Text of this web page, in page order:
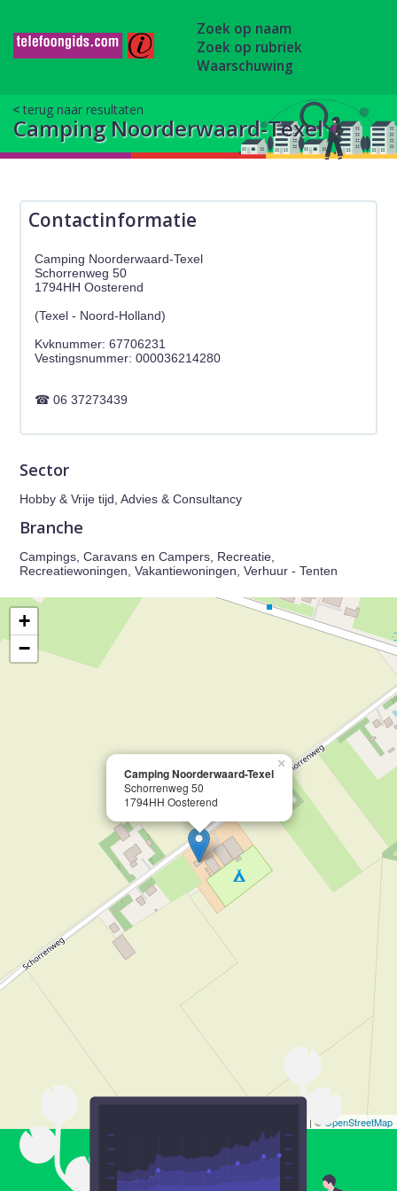
Zoek op naam
Zoek op rubriek
Waarschuwing
terug naar resultaten
Camping Noorderwaard-Texel
Contactinformatie
Camping Noorderwaard-Texel
Schorrenweg 50
1794HH Oosterend
(Texel - Noord-Holland)
Kvknummer: 67706231
06 37273439
Sector
Hobby & Vrije tijd, Advies & Consultancy
Branche
Campings, Caravans en Campers, Recreatie,
Recreatiewoningen, Vakantiewoningen, Verhuur - Tenten
Camping Noorderwaard-Texel
Schorrenweg 50
1794HH Oosterend
×
+
−
| © OpenStreetMap